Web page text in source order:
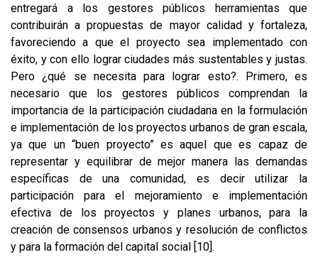
entregará a los gestores públicos herramientas que
contribuirán a propuestas de mayor calidad y fortaleza,
favoreciendo a que el proyecto sea implementado con
éxito, y con ello lograr ciudades más sustentables y justas.
Pero ¿qué se necesita para lograr esto?. Primero, es
necesario que los gestores públicos comprendan la
importancia de la participación ciudadana en la formulación
e implementación de los proyectos urbanos de gran escala,
ya que un “buen proyecto” es aquel que es capaz de
representar y equilibrar de mejor manera las demandas
específicas de una comunidad, es decir utilizar la
participación para el mejoramiento e implementación
efectiva de los proyectos y planes urbanos, para la
creación de consensos urbanos y resolución de conflictos
y para la formación del capital social [10].